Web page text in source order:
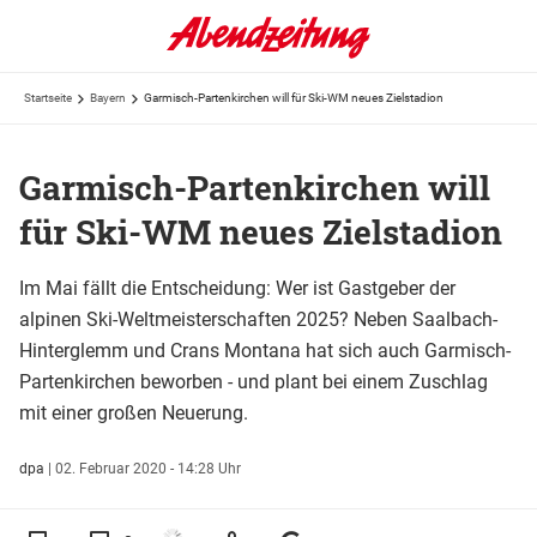
Startseite Bayern Garmisch-Partenkirchen will für Ski-WM neues Zielstadion
Garmisch-Partenkirchen will
für Ski-WM neues Zielstadion
Im Mai fällt die Entscheidung: Wer ist Gastgeber der
alpinen Ski-Weltmeisterschaften 2025? Neben Saalbach-
Hinterglemm und Crans Montana hat sich auch Garmisch-
Partenkirchen beworben - und plant bei einem Zuschlag
mit einer großen Neuerung.
dpa | 02. Februar 2020 - 14:28 Uhr